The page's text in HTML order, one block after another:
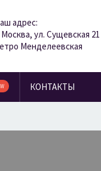
адрес:
Москва, ул. Сущевская 21
Менделеевская
КОНТАКТЫ